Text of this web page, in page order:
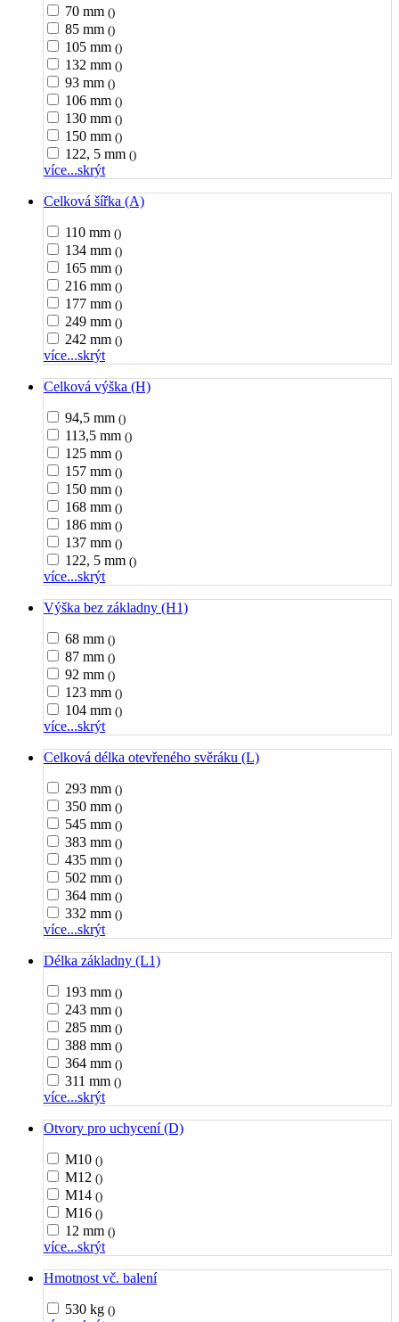
70 mm ()
85 mm ()
105 mm ()
132 mm ()
93 mm ()
106 mm ()
130 mm ()
150 mm ()
122, 5 mm ()
více...skrýt
Celková šířka (A)
110 mm ()
134 mm ()
165 mm ()
216 mm ()
177 mm ()
249 mm ()
242 mm ()
více...skrýt
Celková výška (H)
94,5 mm ()
113,5 mm ()
125 mm ()
157 mm ()
150 mm ()
168 mm ()
186 mm ()
137 mm ()
122, 5 mm ()
více...skrýt
Výška bez základny (H1)
68 mm ()
87 mm ()
92 mm ()
123 mm ()
104 mm ()
více...skrýt
Celková délka otevřeného svěráku (L)
293 mm ()
350 mm ()
545 mm ()
383 mm ()
435 mm ()
502 mm ()
364 mm ()
332 mm ()
více...skrýt
Délka základny (L1)
193 mm ()
243 mm ()
285 mm ()
388 mm ()
364 mm ()
311 mm ()
více...skrýt
Otvory pro uchycení (D)
M10 ()
M12 ()
M14 ()
M16 ()
12 mm ()
více...skrýt
Hmotnost vč. balení
530 kg ()